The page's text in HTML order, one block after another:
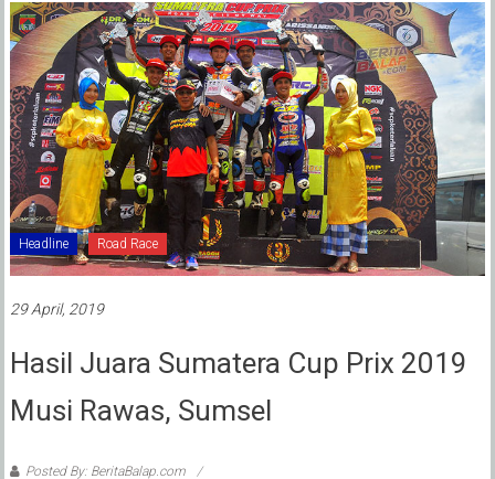
Headline Road Race
29 April, 2019
Hasil Juara Sumatera Cup Prix 2019
Musi Rawas, Sumsel
Posted By: BeritaBalap.com